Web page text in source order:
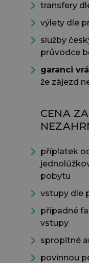
transfery
výlety dle
služby
průvodce
garanci
že zájezd
CENA
příplatek
pobytu
vstupy dle
případné
vstupy
spropitné
povinnou